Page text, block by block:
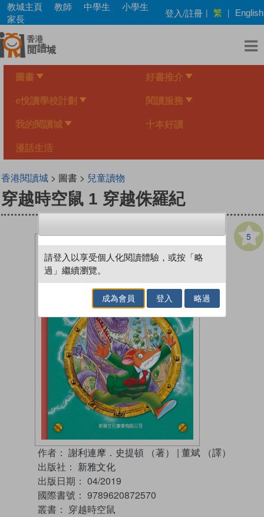
Skip
main
content
教城主頁 教師 中學生
小學生
家長
登入/註冊 | 繁 | English
圖書 好書推介
e悅讀學校計劃 閱讀服務
我的閱讀城 十本好讀
漫話生活
香港閱讀城> 圖書 > 兒童讀物
穿越時空鼠 1 穿越侏羅紀
5
作者： 謝利連摩．史提頓 （著） | 董斌 （譯）
出版社： 新雅文化
出版日期： 04/2019
國際書號： 9789620872570
叢書： 穿越時空鼠
請登入以享受個人化閱讀體驗，或按「略
過」繼續瀏覽。
成為會員 登入 略過